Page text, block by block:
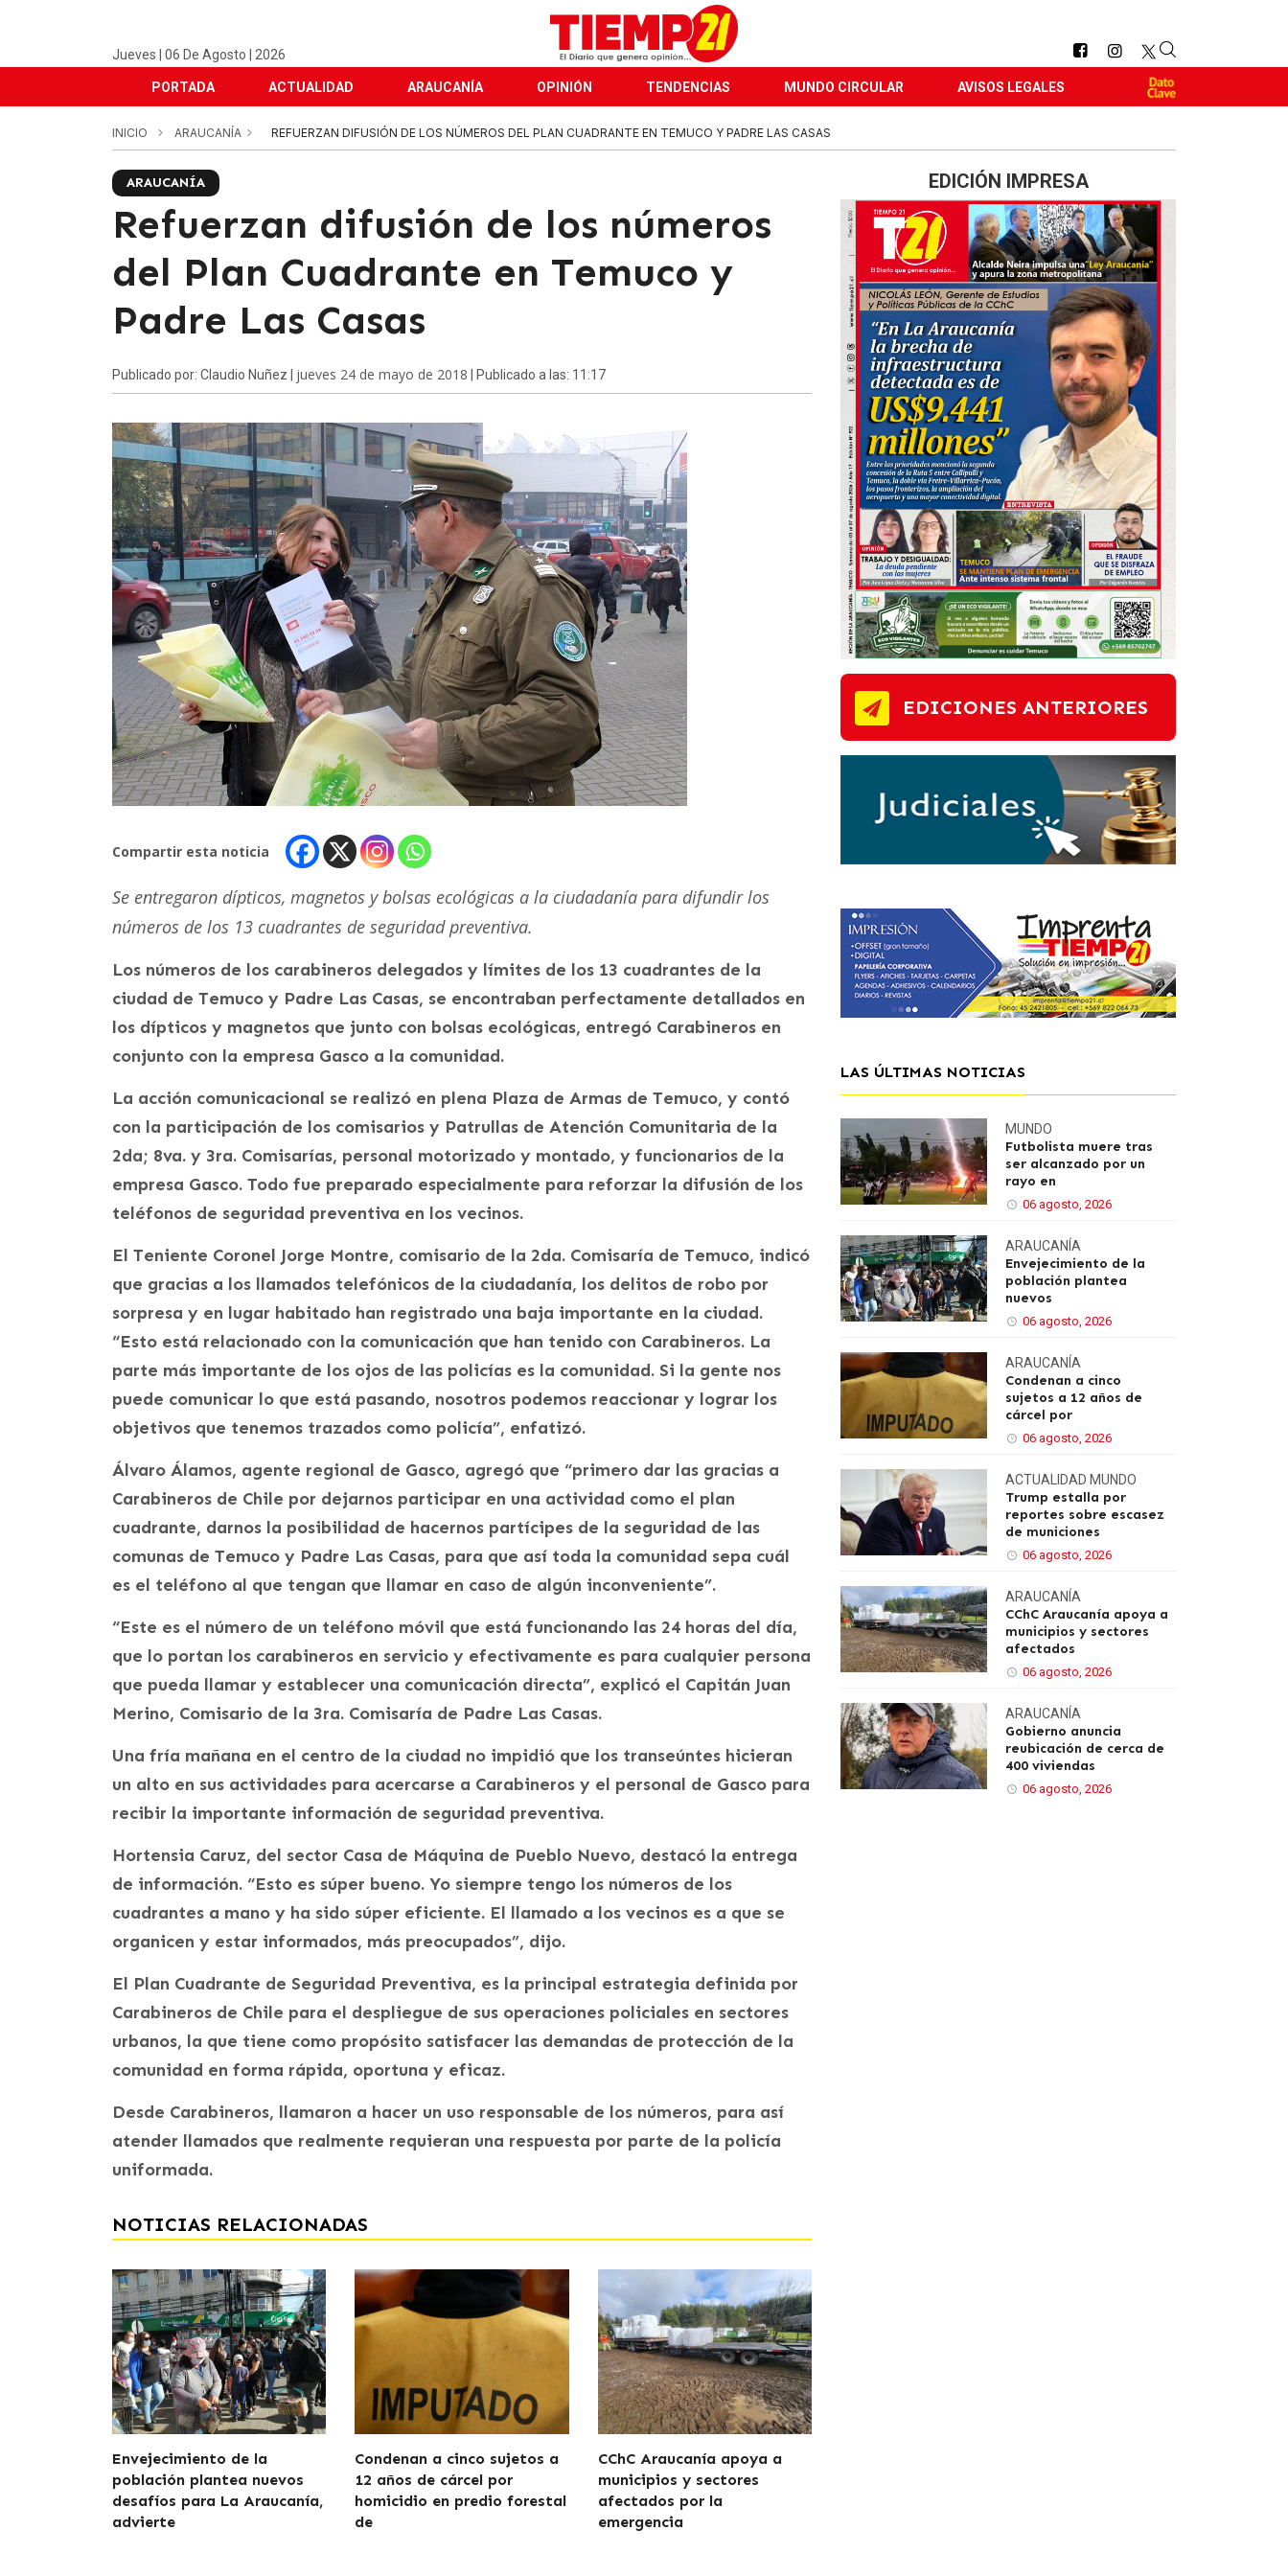
Jueves | 06 De Agosto | 2026
PORTADA ACTUALIDAD ARAUCANÍA OPINIÓN TENDENCIAS MUNDO CIRCULAR AVISOS LEGALES
INICIO ARAUCANÍA REFUERZAN DIFUSIÓN DE LOS NÚMEROS DEL PLAN CUADRANTE EN TEMUCO Y PADRE LAS CASAS
ARAUCANÍA
Refuerzan difusión de los números
del Plan Cuadrante en Temuco y
Padre Las Casas
Publicado por: Claudio Nuñez | jueves 24 de mayo de 2018 | Publicado a las: 11:17
Compartir esta noticia
Se entregaron dípticos, magnetos y bolsas ecológicas a la ciudadanía para difundir los
números de los 13 cuadrantes de seguridad preventiva.
Los números de los carabineros delegados y límites de los 13 cuadrantes de la
ciudad de Temuco y Padre Las Casas, se encontraban perfectamente detallados en
los dípticos y magnetos que junto con bolsas ecológicas, entregó Carabineros en
conjunto con la empresa Gasco a la comunidad.
La acción comunicacional se realizó en plena Plaza de Armas de Temuco, y contó
con la participación de los comisarios y Patrullas de Atención Comunitaria de la
2da; 8va. y 3ra. Comisarías, personal motorizado y montado, y funcionarios de la
empresa Gasco. Todo fue preparado especialmente para reforzar la difusión de los
teléfonos de seguridad preventiva en los vecinos.
El Teniente Coronel Jorge Montre, comisario de la 2da. Comisaría de Temuco, indicó
que gracias a los llamados telefónicos de la ciudadanía, los delitos de robo por
sorpresa y en lugar habitado han registrado una baja importante en la ciudad.
“Esto está relacionado con la comunicación que han tenido con Carabineros. La
parte más importante de los ojos de las policías es la comunidad. Si la gente nos
puede comunicar lo que está pasando, nosotros podemos reaccionar y lograr los
objetivos que tenemos trazados como policía”, enfatizó.
Álvaro Álamos, agente regional de Gasco, agregó que “primero dar las gracias a
Carabineros de Chile por dejarnos participar en una actividad como el plan
cuadrante, darnos la posibilidad de hacernos partícipes de la seguridad de las
comunas de Temuco y Padre Las Casas, para que así toda la comunidad sepa cuál
es el teléfono al que tengan que llamar en caso de algún inconveniente”.
“Este es el número de un teléfono móvil que está funcionando las 24 horas del día,
que lo portan los carabineros en servicio y efectivamente es para cualquier persona
que pueda llamar y establecer una comunicación directa”, explicó el Capitán Juan
Merino, Comisario de la 3ra. Comisaría de Padre Las Casas.
Una fría mañana en el centro de la ciudad no impidió que los transeúntes hicieran
un alto en sus actividades para acercarse a Carabineros y el personal de Gasco para
recibir la importante información de seguridad preventiva.
Hortensia Caruz, del sector Casa de Máquina de Pueblo Nuevo, destacó la entrega
de información. “Esto es súper bueno. Yo siempre tengo los números de los
cuadrantes a mano y ha sido súper eficiente. El llamado a los vecinos es a que se
organicen y estar informados, más preocupados”, dijo.
El Plan Cuadrante de Seguridad Preventiva, es la principal estrategia definida por
Carabineros de Chile para el despliegue de sus operaciones policiales en sectores
urbanos, la que tiene como propósito satisfacer las demandas de protección de la
comunidad en forma rápida, oportuna y eficaz.
Desde Carabineros, llamaron a hacer un uso responsable de los números, para así
atender llamados que realmente requieran una respuesta por parte de la policía
uniformada.
NOTICIAS RELACIONADAS
Envejecimiento de la
población plantea nuevos
desafíos para La Araucanía,
advierte
Condenan a cinco sujetos a
12 años de cárcel por
homicidio en predio forestal
de
CChC Araucanía apoya a
municipios y sectores
afectados por la
emergencia
EDICIÓN IMPRESA
EDICIONES ANTERIORES
LAS ÚLTIMAS NOTICIAS
MUNDO
Futbolista muere tras
ser alcanzado por un
rayo en
06 agosto, 2026
ARAUCANÍA
Envejecimiento de la
población plantea
nuevos
06 agosto, 2026
ARAUCANÍA
Condenan a cinco
sujetos a 12 años de
cárcel por
06 agosto, 2026
ACTUALIDAD MUNDO
Trump estalla por
reportes sobre escasez
de municiones
06 agosto, 2026
ARAUCANÍA
CChC Araucanía apoya a
municipios y sectores
afectados
06 agosto, 2026
ARAUCANÍA
Gobierno anuncia
reubicación de cerca de
400 viviendas
06 agosto, 2026